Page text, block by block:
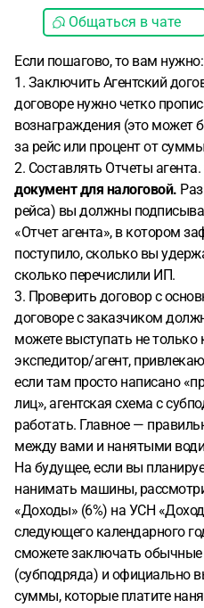
Общаться в чате
Если пошагово, то вам нужно:
1. Заключить Агентский
договоре нужно четко
вознаграждения (это может
за рейс или процент от
2. Составлять Отчеты агента.
документ для налоговой.
рейса) вы должны
«Отчет агента», в котором
поступило, сколько вы
сколько перечислили ИП.
3. Проверить договор с
договоре с заказчиком
можете выступать не только
экспедитор/агент,
если там просто написано
лиц», агентская схема с
работать. Главное —
между вами и нанятыми
На будущее, если вы
нанимать машины,
«Доходы» (6%) на УСН
следующего календарного
сможете заключать обычные
(субподряда) и официально
суммы, которые платите